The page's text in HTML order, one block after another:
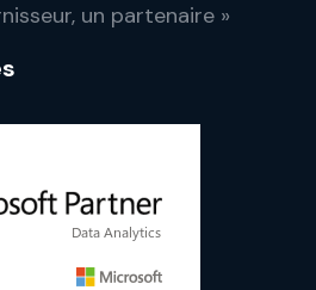
un partenaire »